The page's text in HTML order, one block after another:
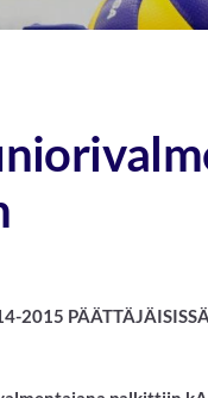
2015